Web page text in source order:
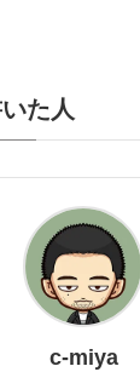
た人
c-miya